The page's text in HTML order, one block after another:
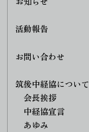
活動報告
お問い合わせ
筑後中経協について
会長挨拶
中経協宣言
あゆみ